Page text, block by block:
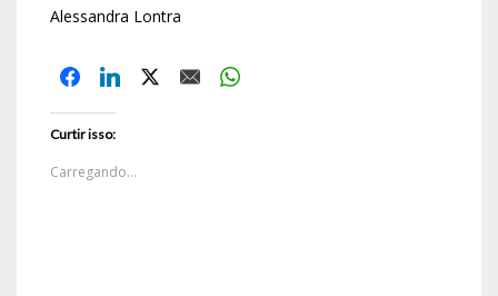
Alessandra Lontra
Curtir isso:
Carregando...